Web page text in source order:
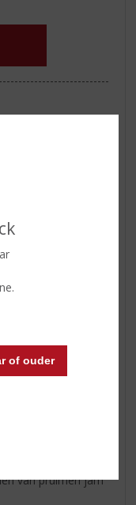
of ouder
gloed
en geroosterd
van pruimen jam